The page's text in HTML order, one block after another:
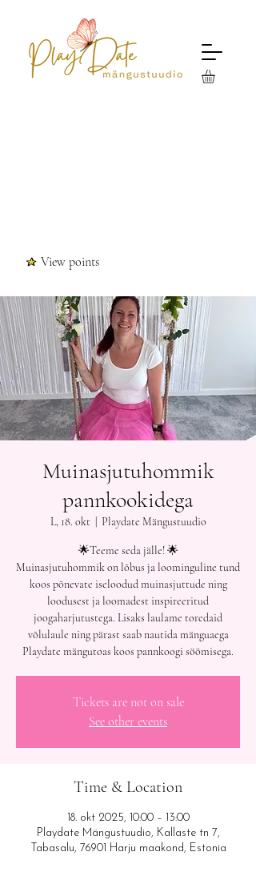
View points
Muinasjutuhommik
pannkookidega
L, 18. okt Playdate Mängustuudio
🌟Teeme seda jälle! 🌟
Muinasjutuhommik on lõbus ja loominguline tund
koos põnevate iseloodud muinasjuttude ning
loodusest ja loomadest inspireeritud
joogaharjutustega. Lisaks laulame toredaid
võlulaule ning pärast saab nautida mänguaega
Playdate mängutoas koos pannkoogi söömisega.
Tickets are not on sale
See other events
Time & Location
18. okt 2025, 10:00 – 13:00
Playdate Mängustuudio, Kallaste tn 7,
Tabasalu, 76901 Harju maakond, Estonia